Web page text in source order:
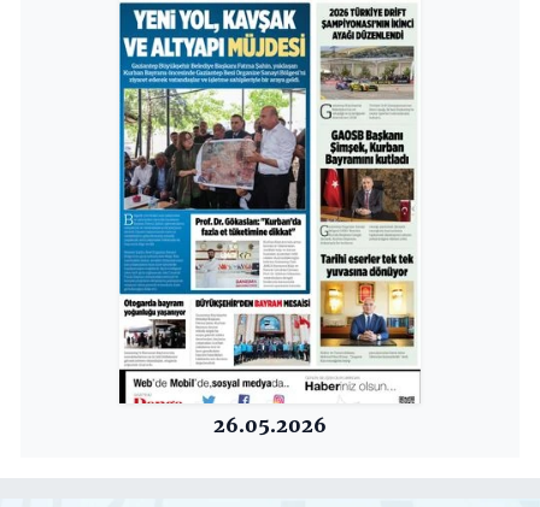
26.05.2026